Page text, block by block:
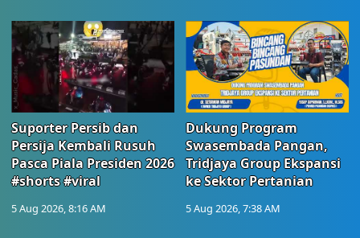
Suporter Persib dan
Persija Kembali Rusuh
Pasca Piala Presiden 2026
#shorts #viral
5 Aug 2026, 8:16 AM
Dukung Program
Swasembada Pangan,
Tridjaya Group Ekspansi
ke Sektor Pertanian
5 Aug 2026, 7:38 AM